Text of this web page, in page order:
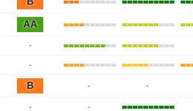
AA
-
-
B - -
- -